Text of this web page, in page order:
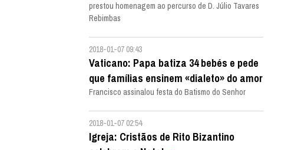
prestou homenagem ao percurso de D. Júlio Tavares
Rebimbas
2018-01-07 09:43
Vaticano: Papa batiza 34 bebés e pede
que famílias ensinem «dialeto» do amor
Francisco assinalou festa do Batismo do Senhor
2018-01-07 02:54
Igreja: Cristãos de Rito Bizantino